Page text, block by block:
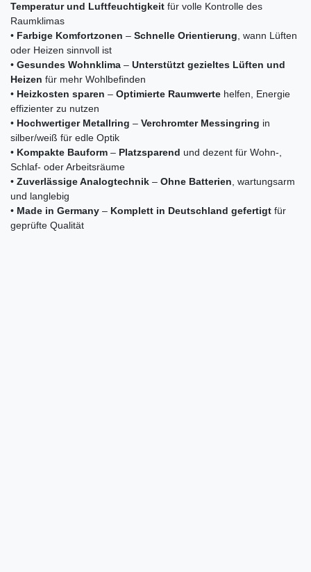
Temperatur und Luftfeuchtigkeit für volle Kontrolle des
Raumklimas
• Farbige Komfortzonen – Schnelle Orientierung , wann Lüften
oder Heizen sinnvoll ist
• Gesundes Wohnklima – Unterstützt gezieltes Lüften und
Heizen für mehr Wohlbefinden
• Heizkosten sparen – Optimierte Raumwerte helfen, Energie
effizienter zu nutzen
• Hochwertiger Metallring – Verchromter Messingring in
silber/weiß für edle Optik
• Kompakte Bauform – Platzsparend und dezent für Wohn-,
Schlaf- oder Arbeitsräume
• Zuverlässige Analogtechnik – Ohne Batterien , wartungsarm
und langlebig
• Made in Germany – Komplett in Deutschland gefertigt für
geprüfte Qualität